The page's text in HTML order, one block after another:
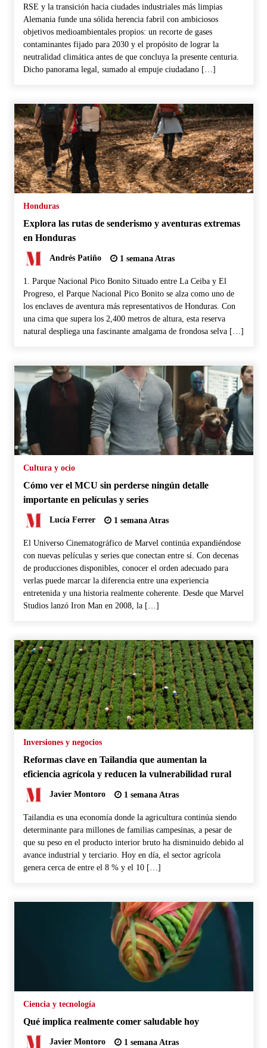
RSE y la transición hacia ciudades industriales más limpias
Alemania funde una sólida herencia fabril con ambiciosos
objetivos medioambientales propios: un recorte de gases
contaminantes fijado para 2030 y el propósito de lograr la
neutralidad climática antes de que concluya la presente centuria.
Dicho panorama legal, sumado al empuje ciudadano […]
Honduras
Explora las rutas de senderismo y aventuras extremas
en Honduras
Andrés Patiño 1 semana Atras
1. Parque Nacional Pico Bonito Situado entre La Ceiba y El
Progreso, el Parque Nacional Pico Bonito se alza como uno de
los enclaves de aventura más representativos de Honduras. Con
una cima que supera los 2,400 metros de altura, esta reserva
natural despliega una fascinante amalgama de frondosa selva […]
Cultura y ocio
Cómo ver el MCU sin perderse ningún detalle
importante en películas y series
Lucía Ferrer 1 semana Atras
El Universo Cinematográfico de Marvel continúa expandiéndose
con nuevas películas y series que conectan entre sí. Con decenas
de producciones disponibles, conocer el orden adecuado para
verlas puede marcar la diferencia entre una experiencia
entretenida y una historia realmente coherente. Desde que Marvel
Studios lanzó Iron Man en 2008, la […]
Inversiones y negocios
Reformas clave en Tailandia que aumentan la
eficiencia agrícola y reducen la vulnerabilidad rural
Javier Montoro 1 semana Atras
Tailandia es una economía donde la agricultura continúa siendo
determinante para millones de familias campesinas, a pesar de
que su peso en el producto interior bruto ha disminuido debido al
avance industrial y terciario. Hoy en día, el sector agrícola
genera cerca de entre el 8 % y el 10 […]
Ciencia y tecnología
Qué implica realmente comer saludable hoy
Javier Montoro 1 semana Atras